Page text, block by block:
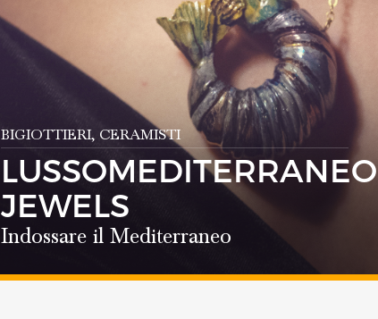
BIGIOTTIERI, CERAMISTI
LUSSOMEDITERRANEO
JEWELS
Indossare il Mediterraneo